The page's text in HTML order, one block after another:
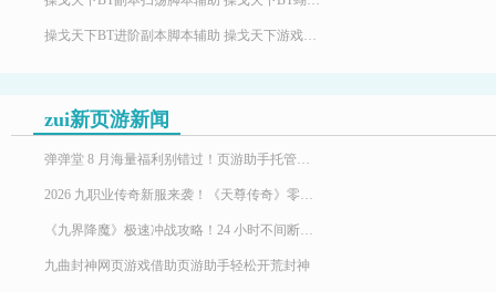
操戈天下BT进阶副本脚本辅助 操戈天下游戏副本介绍
zui新页游新闻
弹弹堂 8 月海量福利别错过！页游助手托管挂机，限定时装轻松到手
2026 九职业传奇新服来袭！《天尊传奇》零氪高效发育，快速玩转霸服
《九界降魔》极速冲战攻略！24 小时不间断堆战力霸服
九曲封神网页游戏借助页游助手轻松开荒封神